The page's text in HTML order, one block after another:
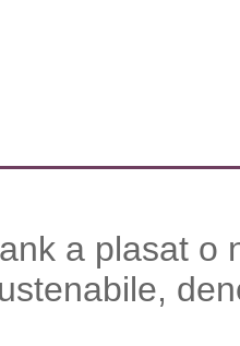
a plasat o